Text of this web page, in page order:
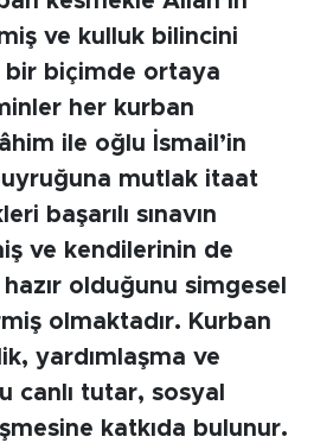
ve kulluk bilincini
bir biçimde ortaya
her kurban
ile oğlu İsmail’in
mutlak itaat
başarılı sınavın
ve kendilerinin de
olduğunu simgesel
olmaktadır. Kurban
yardımlaşma ve
canlı tutar, sosyal
katkıda bulunur.